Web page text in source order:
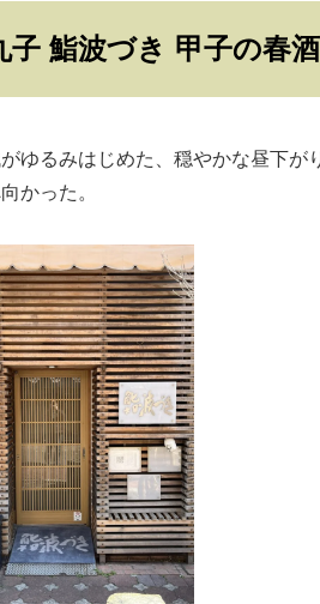
子 鮨波づき 甲子の春
ゆるみはじめた、穏やかな昼下
かった。